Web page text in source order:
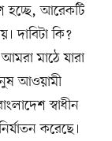
হচ্ছে, আরেকটি
দাবিটা কি?
মাঠে যারা
আওয়ামী
স্বাধীন
করেছে।